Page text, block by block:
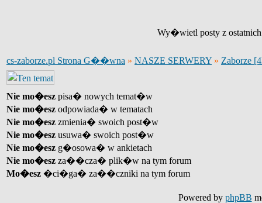
Wy�wietl posty z
cs-zaborze.pl Strona G��wna » NASZE SERWERY » Zaborze
Nie mo�esz pisa� nowych temat�w
Nie mo�esz odpowiada� w tematach
Nie mo�esz zmienia� swoich post�w
Nie mo�esz usuwa� swoich post�w
Nie mo�esz g�osowa� w ankietach
Nie mo�esz za��cza� plik�w na tym forum
Mo�esz �ci�ga� za��czniki na tym forum
Powered by phpBB